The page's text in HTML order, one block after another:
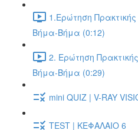
1.Ερώτηση
Βήμα-Βήμα (0:12)
2. Ερώτηση
Βήμα-Βήμα (0:29)
mini QUIZ | V-RAY
TEST | ΚΕΦΑΛΑΙΟ 6